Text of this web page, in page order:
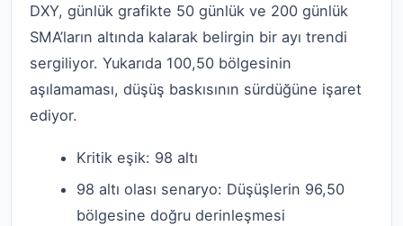
DXY, günlük grafikte 50 günlük ve 200 günlük
SMA’ların altında kalarak belirgin bir ayı trendi
sergiliyor. Yukarıda 100,50 bölgesinin
aşılamaması, düşüş baskısının sürdüğüne işaret
ediyor.
Kritik eşik: 98 altı
98 altı olası senaryo: Düşüşlerin 96,50
bölgesine doğru derinleşmesi